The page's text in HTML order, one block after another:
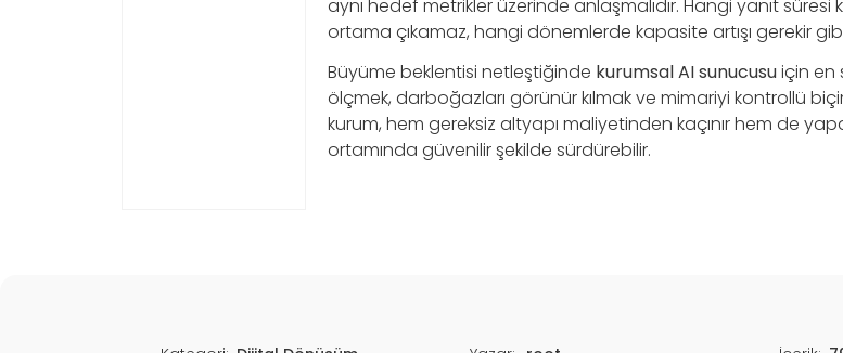
aynı hedef metrikler üzerinde anlaşmalıdır. Hangi yanıt süresi
ortama çıkamaz, hangi dönemlerde kapasite artışı gerekir
Büyüme beklentisi netleştiğinde kurumsal AI sunucusuiçin en
ölçmek, darboğazları görünür kılmak ve mimariyi kontrollü
kurum, hem gereksiz altyapı maliyetinden kaçınır hem de
ortamında güvenilir şekilde sürdürebilir.